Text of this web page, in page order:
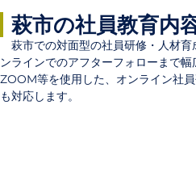
萩市の社員教育内
萩市での対面型の社員研修・人材育
ンラインでのアフターフォローまで
ZOOM等を使用した、オンライン社
も対応します。